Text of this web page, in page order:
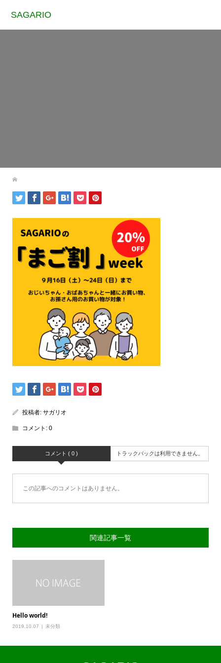
SAGARIO
投稿者: サガリオ
コメント: 0
コメント ( 0 ) トラックバックは利用できません。
この記事へのコメントはありません。
関連記事一覧
Hello world!
2019.10.07 未分類